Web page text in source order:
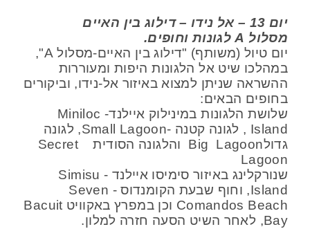
יום 13 – אל נידו – דילוג בין האיים
מסלול Aלגונות וחופים.
יום טיול (משותף) "דילוג בין האיים-מסלול A",
במהלכו שיט אל הלגונות היפות ומעוררות
ההשראה שניתן למצוא באיזור אל-נידו, וביקורים
בחופים הבאים:
שלושת הלגונות במינילוק איילנד- Miniloc
Island , לגונה קטנה -Small Lagoon, לגונה
גדולBig Lagoon והלגונה הסודית Secret
Lagoon
שנורקלינג באיזור סימיסו איילנד - Simisu
Island, וחוף שבעת הקומנדוס - Seven
Comandos Beach וכן במפרץ באקוויט Bacuit
Bay, לאחר השיט הסעה חזרה למלון.